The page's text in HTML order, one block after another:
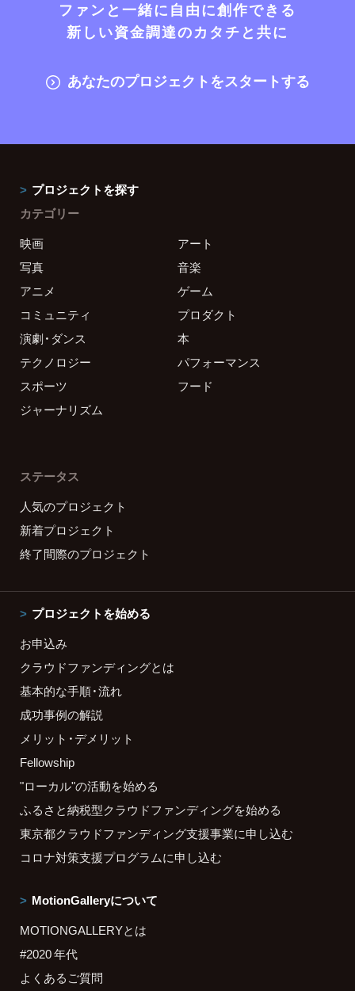
ファンと一緒に自由に創作できる
新しい資金調達のカタチと共に
あなたのプロジェクトをスタートする
プロジェクトを探す
カテゴリー
映画
アート
写真
音楽
アニメ
ゲーム
コミュニティ
プロダクト
演劇・ダンス
本
テクノロジー
パフォーマンス
スポーツ
フード
ジャーナリズム
ステータス
人気のプロジェクト
新着プロジェクト
終了間際のプロジェクト
プロジェクトを始める
お申込み
クラウドファンディングとは
基本的な手順・流れ
成功事例の解説
メリット・デメリット
Fellowship
"ローカル"の活動を始める
ふるさと納税型クラウドファンディングを始める
東京都クラウドファンディング支援事業に申し込む
コロナ対策支援プログラムに申し込む
MotionGalleryについて
MOTIONGALLERYとは
#2020 年代
よくあるご質問